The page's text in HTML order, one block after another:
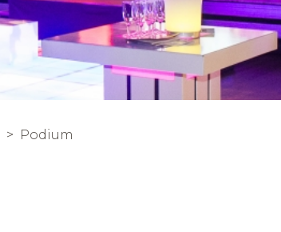
Podium